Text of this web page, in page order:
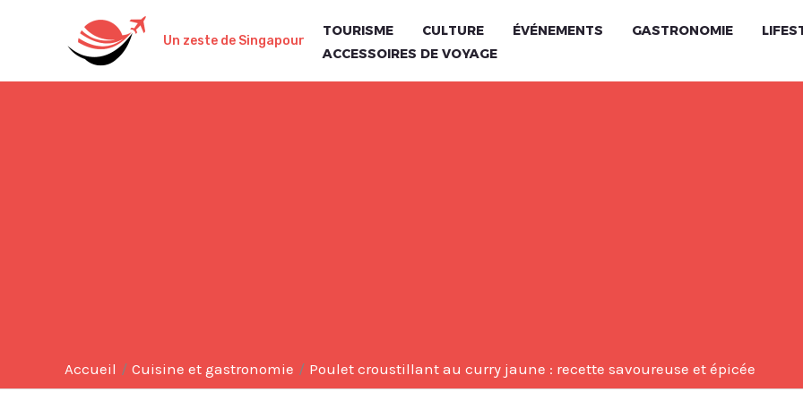
Un zeste de Singapour
TOURISME CULTURE ÉVÉNEMENTS GASTRONOMIE
ACCESSOIRES DE VOYAGE
Accueil Cuisine et gastronomie Poulet croustillant au curry jaune : recette savoureuse et épicée